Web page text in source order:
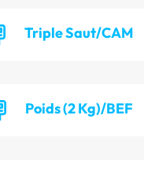
Triple Saut/CAM
Poids (2 Kg)/BEF